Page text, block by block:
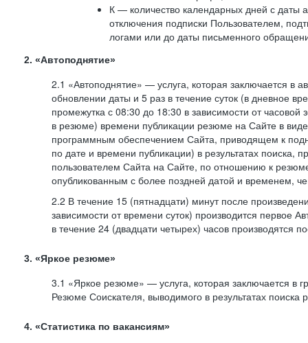
К — количество календарных дней с даты
отключения подписки Пользователем,
логами или до даты письменного
2. «Автоподнятие»
2.1 «Автоподнятие» — услуга, которая заключается в
обновлении даты и 5 раз в течение суток (в дневное
промежутка с 08:30 до 18:30 в зависимости от часовой
в резюме) времени публикации резюме на Сайте в
программным обеспечением Сайта, приводящем к
по дате и времени публикации) в результатах поиска,
пользователем Сайта на Сайте, по отношению к
опубликованным с более поздней датой и временем,
2.2 В течение 15 (пятнадцати) минут после
зависимости от времени суток) производится первое
в течение 24 (двадцати четырех) часов производятся
3. «Яркое резюме»
3.1 «Яркое резюме» — услуга, которая заключается в
Резюме Соискателя, выводимого в результатах поиска
4. «Статистика по вакансиям»